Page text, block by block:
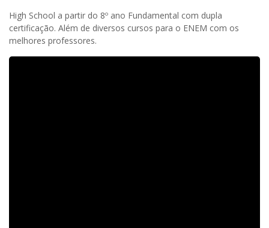
High School a partir do 8º ano Fundamental com dupla
certificação. Além de diversos cursos para o ENEM com os
melhores professores.